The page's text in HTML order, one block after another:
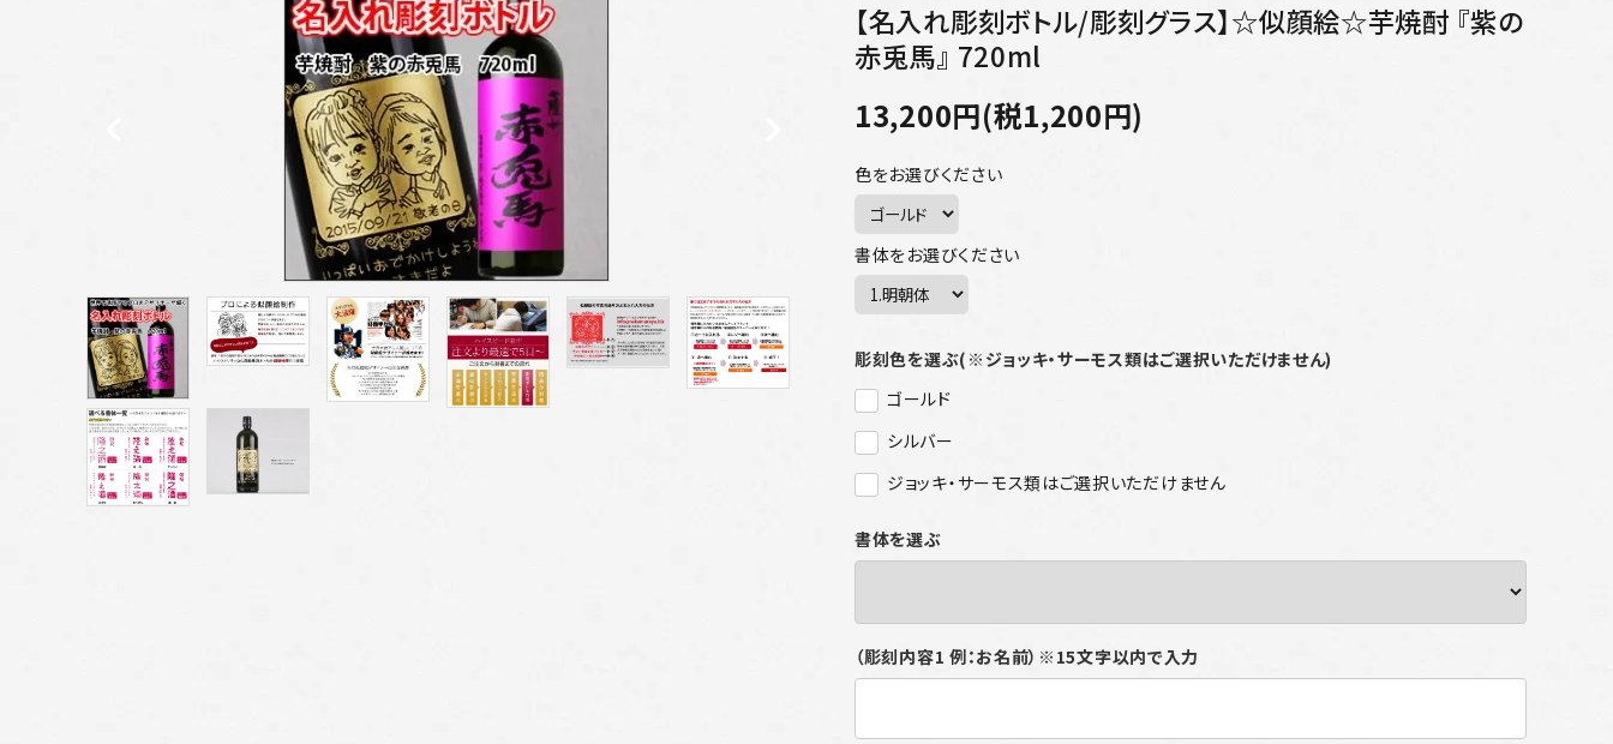
【名入れ彫刻ボトル/彫刻グラス】☆似顔絵☆芋焼酎 『紫の
赤兎馬』 720ml
13,200円(税1,200円)
色をお選びください
書体をお選びください
彫刻色を選ぶ(※ジョッキ・サーモス類はご選択いただけません)
ゴールド
シルバー
ジョッキ・サーモス類はご選択いただけません
書体を選ぶ
（彫刻内容1 例：お名前）※15文字以内で入力